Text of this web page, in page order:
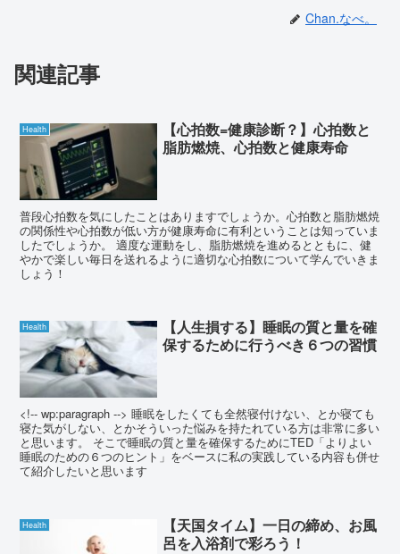
Chan.なべ。
関連記事
Health
【心拍数=健康診断？】心拍数と
脂肪燃焼、心拍数と健康寿命
普段心拍数を気にしたことはありますでしょうか。心拍数と脂肪燃焼
の関係性や心拍数が低い方が健康寿命に有利ということは知っていま
したでしょうか。 適度な運動をし、脂肪燃焼を進めるとともに、健
やかで楽しい毎日を送れるように適切な心拍数について学んでいきま
しょう！
Health
【人生損する】睡眠の質と量を確
保するために行うべき６つの習慣
<!-- wp:paragraph --> 睡眠をしたくても全然寝付けない、とか寝ても
寝た気がしない、とかそういった悩みを持たれている方は非常に多い
と思います。 そこで睡眠の質と量を確保するためにTED「よりよい
睡眠のための６つのヒント」をベースに私の実践している内容も併せ
て紹介したいと思います
Health
【天国タイム】一日の締め、お風
呂を入浴剤で彩ろう！